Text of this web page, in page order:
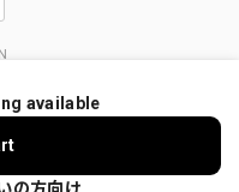
available
問する